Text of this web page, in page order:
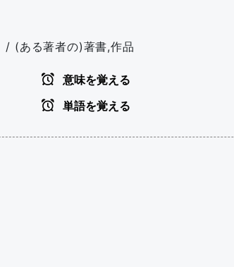
(ある著者の)著書,作品
意味を覚える
単語を覚える